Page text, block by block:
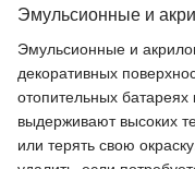
Эмульсионные и
Эмульсионные и
декоративных
отопительных
выдерживают высоких
или терять свою